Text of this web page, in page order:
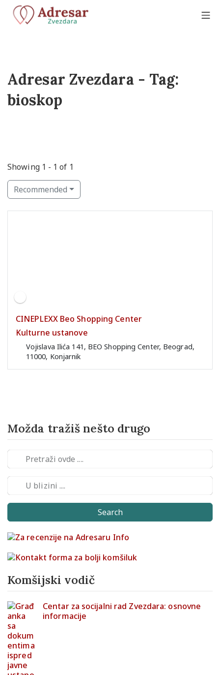
Adresar Zvezdara - Tag:
bioskop
Showing 1 - 1 of 1
Recommended
CINEPLEXX Beo Shopping Center
Kulturne ustanove
Vojislava Ilića 141, BEO Shopping Center, Beograd,
11000, Konjarnik
Možda tražiš nešto drugo
Search
Komšijski vodič
Centar za socijalni rad Zvezdara: osnovne
informacije